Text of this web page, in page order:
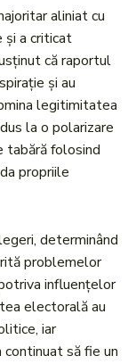
aliniat cu
și a criticat
că raportul
și au
legitimitatea
la o polarizare
tabără folosind
propriile
determinând
problemelor
influențelor
electorală au
iar
să fie un